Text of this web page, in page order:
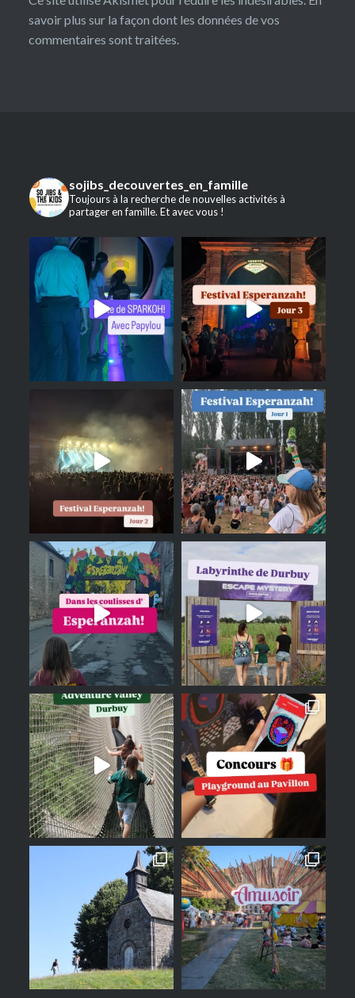
savoir plus sur la façon dont les données de vos
commentaires sont traitées
sojibs_decouvertes_en_famille
Toujours à la recherche de nouvelles activités à
partager en famille. Et avec vous !